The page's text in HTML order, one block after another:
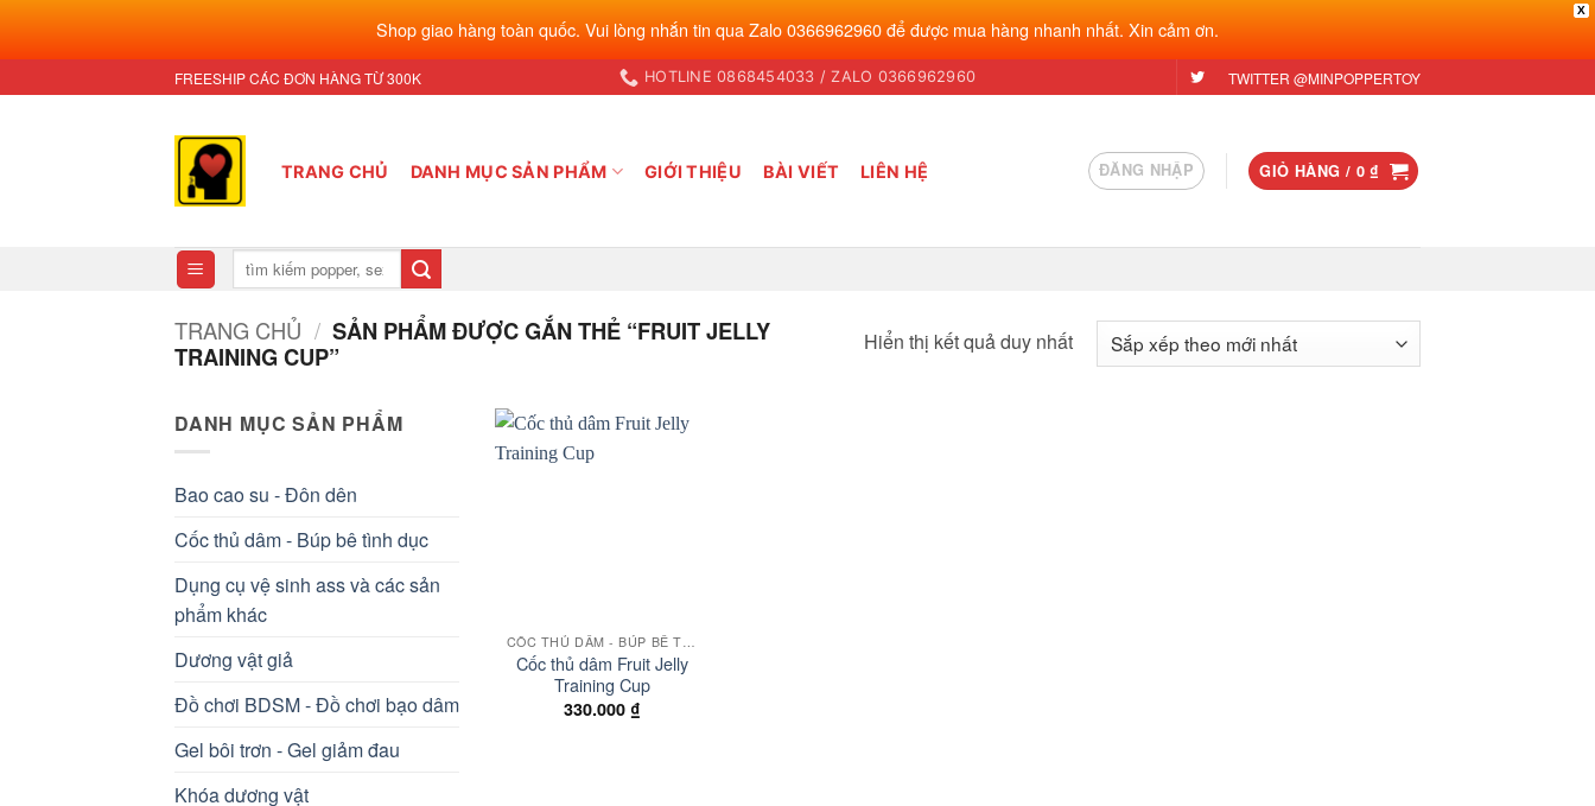
X
Shop giao hàng toàn quốc. Vui lòng nhắn tin qua Zalo 0366962960 để được mua hàng nhanh nhất. Xin cảm ơn.
qua
FREESHIP CÁC ĐƠN HÀNG TỪ 300K HOTLINE 0868454033 / ZALO 0366962960 TWITTER @MINPOPPERTOY
TRANG CHỦ DANH MỤC SẢN PHẨM GIỚI THIỆU BÀI VIẾT LIÊN HỆ ĐĂNG NHẬP GIỎ HÀNG / 0₫
Tìm
kiếm:
TRANG CHỦ / SẢN PHẨM ĐƯỢC GẮN THẺ “FRUIT JELLY
TRAINING CUP”
Hiển thị kết quả duy nhất
DANH MỤC SẢN PHẨM
Bao cao su - Đôn dên
Cốc thủ dâm - Búp bê tình dục
Dụng cụ vệ sinh ass và các sản
phẩm khác
Dương vật giả
Đồ chơi BDSM - Đồ chơi bạo dâm
Gel bôi trơn - Gel giảm đau
Khóa dương vật
CỐC THỦ DÂM - BÚP BÊ TÌNH DỤC
Cốc thủ dâm Fruit Jelly
Training Cup
330.000 ₫